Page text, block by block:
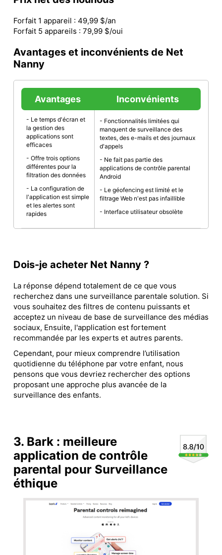
Forfait 1 appareil : 49,99 $/an
Forfait 5 appareils : 79,99 $/oui
Avantages et inconvénients de Net
Nanny
Avantages Inconvénients
- Le temps d'écran et
la gestion des
applications sont
efficaces
- Offre trois options
différentes pour la
filtration des données
- La configuration de
l'application est simple
et les alertes sont
rapides
- Fonctionnalités limitées qui
manquent de surveillance des
textes, des e-mails et des journaux
d'appels
- Ne fait pas partie des
applications de contrôle parental
Android
- Le géofencing est limité et le
filtrage Web n'est pas infaillible
- Interface utilisateur obsolète
Dois-je acheter Net Nanny ?
La réponse dépend totalement de ce que vous
recherchez dans une surveillance parentale solution. Si
vous souhaitez des filtres de contenu puissants et
acceptez un niveau de base de surveillance des médias
sociaux, Ensuite, l'application est fortement
recommandée par les experts et autres parents.
Cependant, pour mieux comprendre l’utilisation
quotidienne du téléphone par votre enfant, nous
pensons que vous devriez rechercher des options
proposant une approche plus avancée de la
surveillance des enfants.
3. Bark : meilleure
application de contrôle
parental pour Surveillance
éthique